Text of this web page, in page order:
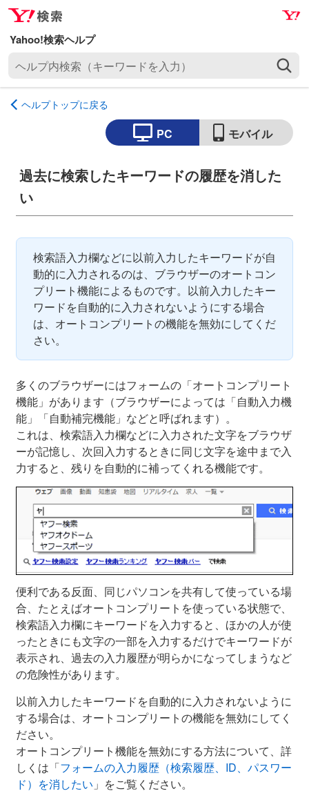
ナ
ビ
ゲ
ー
ョ
ン
メ
イ
ン
コ
テ
ン
プ
プ
内
ド
ヘルプトップに戻る
PC モバイル
過去に検索したキーワードの履歴を消した
い
検索語入力欄などに以前入力したキーワードが自
動的に入力されるのは、ブラウザーのオートコン
プリート機能によるものです。以前入力したキー
ワードを自動的に入力されないようにする場合
は、オートコンプリートの機能を無効にしてくだ
さい。
多くのブラウザーにはフォームの「オートコンプリート
機能」があります（ブラウザーによっては「自動入力機
能」「自動補完機能」などと呼ばれます）。
これは、検索語入力欄などに入力された文字をブラウザ
ーが記憶し、次回入力するときに同じ文字を途中まで入
力すると、残りを自動的に補ってくれる機能です。
便利である反面、同じパソコンを共有して使っている場
合、たとえばオートコンプリートを使っている状態で、
検索語入力欄にキーワードを入力すると、ほかの人が使
ったときにも文字の一部を入力するだけでキーワードが
表示され、過去の入力履歴が明らかになってしまうなど
の危険性があります。
以前入力したキーワードを自動的に入力されないように
する場合は、オートコンプリートの機能を無効にしてく
ださい。
オートコンプリート機能を無効にする方法について、詳
しくは「フォームの入力履歴（検索履歴、ID、パスワー
ド）を消したい 」をご覧ください。